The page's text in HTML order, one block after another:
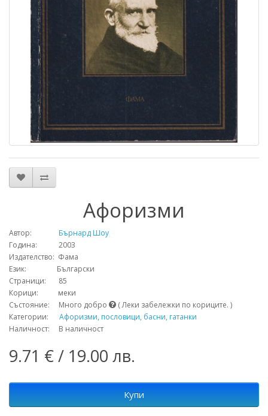
Афоризми
Автор:
Бърнард Шоу
Година: 2003
Издателство: Фама
Език: Български
Страници: 85
Корици: меки
Състояние: Много добро
( Леки забележки по кориците. )
Категории: Афоризми, пословици, басни, гатанки
Наличност: В наличност
9.71 € / 19.00 лв.
Купи